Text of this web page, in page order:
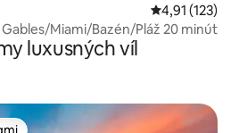
Priemerné
4,91 (123)
Miami/Bazén/Pláž 20 minút
luxusných víl